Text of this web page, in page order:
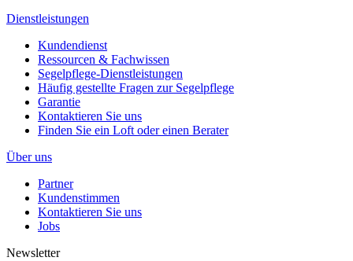
Dienstleistungen
Kundendienst
Ressourcen & Fachwissen
Segelpflege-Dienstleistungen
Häufig gestellte Fragen zur Segelpflege
Garantie
Kontaktieren Sie uns
Finden Sie ein Loft oder einen Berater
Über uns
Partner
Kundenstimmen
Kontaktieren Sie uns
Jobs
Newsletter